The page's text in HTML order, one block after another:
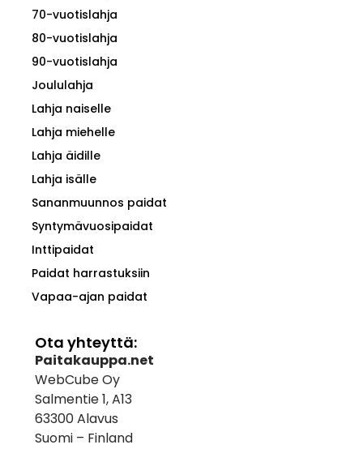
70-vuotislahja
80-vuotislahja
90-vuotislahja
Joululahja
Lahja naiselle
Lahja miehelle
Lahja äidille
Lahja isälle
Sananmuunnos paidat
Syntymävuosipaidat
Inttipaidat
Paidat harrastuksiin
Vapaa-ajan paidat
Ota yhteyttä:
Paitakauppa.net
WebCube Oy
Salmentie 1, A13
63300 Alavus
Suomi – Finland